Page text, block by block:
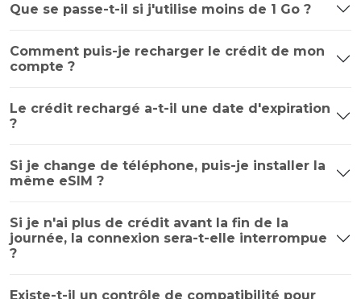
Que se passe-t-il si j'utilise moins de 1 Go ?
Comment puis-je recharger le crédit de mon
compte ?
Le crédit rechargé a-t-il une date d'expiration
?
Si je change de téléphone, puis-je installer la
même eSIM ?
Si je n'ai plus de crédit avant la fin de la
journée, la connexion sera-t-elle interrompue
?
Existe-t-il un contrôle de compatibilité pour